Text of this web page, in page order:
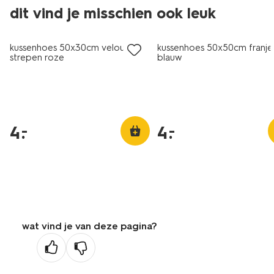
dit vind je misschien ook leuk
laag geprijsd
kussenhoes 50x30cm velours
strepen roze
4.
–
laag geprijsd
kussenhoes 50x50cm
blauw
4.
–
wat vind je van deze pagina?